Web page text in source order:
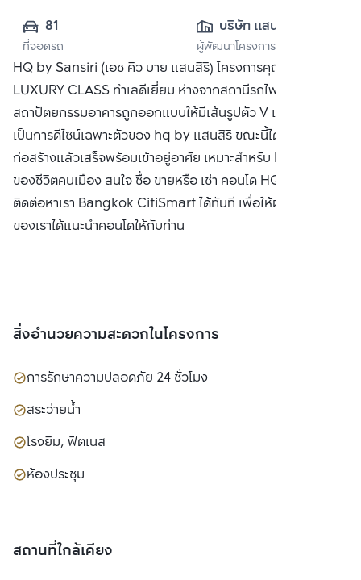
81
ที่จอดรถ
บริษัท แสนสิริ
จำกัด (มหาชน)
ผู้พัฒนาโครงการ
HQ by Sansiri (เอช คิว บาย แสนสิริ) โครงการคุณภาพระดับ
LUXURY CLASS ทำเลดีเยี่ยม ห่างจากสถานีรถไฟฟ้าทองหล่อ
สถาปัตยกรรมอาคารถูกออกแบบให้มีเส้นรูปตัว V เฉียงๆ
เป็นการดีไซน์เฉพาะตัวของ hq by แสนสิริ ขณะนี้ได้ดำเนินการ
ก่อสร้างแล้วเสร็จพร้อมเข้าอยู่อาศัย เหมาะสำหรับ Life Style
ของชีวิตคนเมือง สนใจ ซื้อ ขายหรือ เช่า คอนโด HQ by แสนสิริ
ติดต่อหาเรา Bangkok CitiSmart ได้ทันที เพื่อให้ผู้เชี่ยวชาญ
ของเราได้แนะนำคอนโดให้กับท่าน
สิ่งอำนวยความสะดวกในโครงการ
การรักษาความปลอดภัย 24 ชั่วโมง
สระว่ายน้ำ
โรงยิม, ฟิตเนส
ห้องประชุม
สถานที่ใกล้เคียง